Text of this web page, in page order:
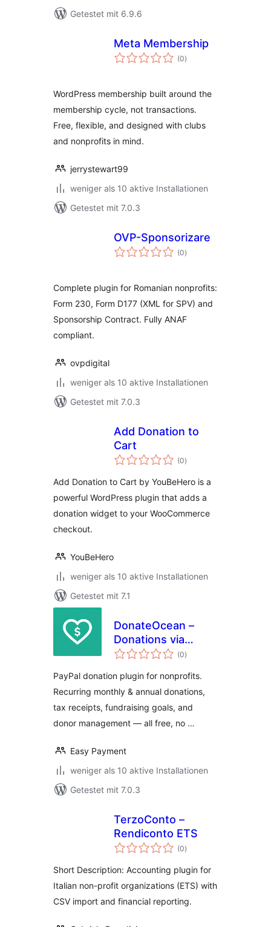
Getestet mit 6.9.6
Meta Membership
(0Bewertungen
insgesamt
)
WordPress membership built around the
membership cycle, not transactions.
Free, flexible, and designed with clubs
and nonprofits in mind.
jerrystewart99
weniger als 10 aktive Installationen
Getestet mit 7.0.3
OVP-Sponsorizare
(0Bewertungen
insgesamt
)
Complete plugin for Romanian nonprofits:
Form 230, Form D177 (XML for SPV) and
Sponsorship Contract. Fully ANAF
compliant.
ovpdigital
weniger als 10 aktive Installationen
Getestet mit 7.0.3
Add Donation to
Cart
(0Bewertungen
insgesamt
)
Add Donation to Cart by YouBeHero is a
powerful WordPress plugin that adds a
donation widget to your WooCommerce
checkout.
YouBeHero
weniger als 10 aktive Installationen
Getestet mit 7.1
DonateOcean –
Donations via
PayPal
(0Bewertungen
insgesamt
)
PayPal donation plugin for nonprofits.
Recurring monthly & annual donations,
tax receipts, fundraising goals, and
donor management — all free, no …
Easy Payment
weniger als 10 aktive Installationen
Getestet mit 7.0.3
TerzoConto –
Rendiconto ETS
(0Bewertungen
insgesamt
)
Short Description: Accounting plugin for
Italian non-profit organizations (ETS) with
CSV import and financial reporting.